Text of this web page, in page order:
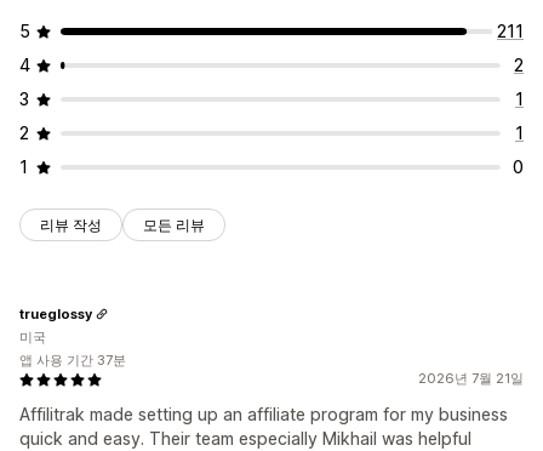
사용자 지정 대시보드 페이지 생성 사용자 지정 등록
브랜드 맞춤 포털 사용자 지정 링크 및 할인 사용자 지정 도메인
사용자 지정 양식 사용자 지정 브랜딩
결제
자동 결제 대량 지급 PayPal 예약된 지급
5
211
4
2
3
1
2
1
1
0
리뷰 작성 모든 리뷰
2026년 7월 21일
Affilitrak made setting up an affiliate program for my business
quick and easy. Their team especially Mikhail was helpful
trueglossy
미국
앱 사용 기간 37분